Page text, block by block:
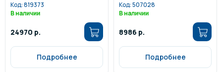
Код:819373
В наличии
24970 р.
Подробнее
Код:507028
В наличии
8986 р.
Подробнее